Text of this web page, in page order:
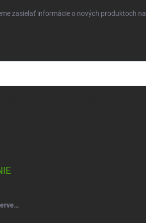
zasielať informácie o nových produktoch na
Salsa Mydlový kvet ruže kytica červeno-vínová